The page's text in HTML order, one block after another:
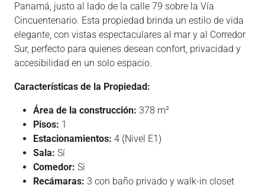
Panamá, justo al lado de la calle 79 sobre la Vía
Cincuentenario. Esta propiedad brinda un estilo de vida
elegante, con vistas espectaculares al mar y al Corredor
Sur, perfecto para quienes desean confort, privacidad y
accesibilidad en un solo espacio.
Características de la Propiedad:
Área de la construcción: 378 m²
Pisos: 1
Estacionamientos: 4 (Nivel E1)
Sala: Sí
Comedor: Sí
Recámaras: 3 con baño privado y walk-in closet